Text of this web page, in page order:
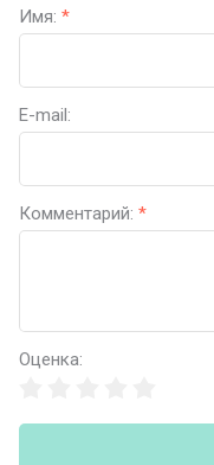
Имя: *
E-mail:
Комментарий: *
Оценка: